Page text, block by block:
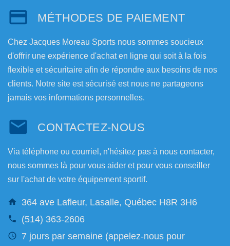
MÉTHODES DE PAIEMENT
Chez Jacques Moreau Sports nous sommes soucieux
d'offrir une expérience d'achat en ligne qui soit à la fois
flexible et sécuritaire afin de répondre aux besoins de nos
clients. Notre site est sécurisé est nous ne partageons
jamais vos informations personnelles.
CONTACTEZ-NOUS
Via téléphone ou courriel, n'hésitez pas à nous contacter,
nous sommes là pour vous aider et pour vous conseiller
sur l'achat de votre équipement sportif.
364 ave Lafleur, Lasalle, Québec H8R 3H6
(514) 363-2606
7 jours par semaine (appelez-nous pour